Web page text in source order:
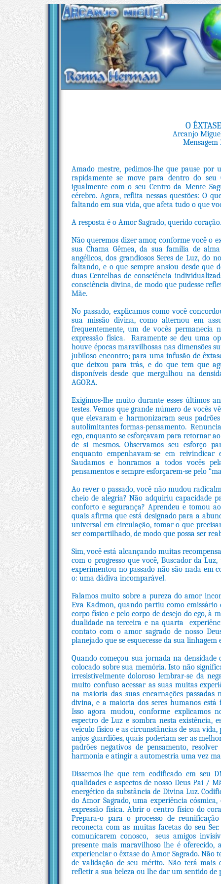
O
Arcanjo
Mensagem
Amado mestre, pedimos-lhe que pause
rapidamente se move para dentro do seu
igualmente com o seu Centro da Mente
cérebro. Agora, reflita nessas questões: O
faltando em sua vida, que afeta tudo o que
A resposta é o Amor Sagrado, querido coração.
Não queremos dizer amor, conforme você o
sua Chama Gêmea, da sua família de
angélicos, dos grandiosos Seres de Luz, do
faltando, e o que sempre ansiou desde que
duas Centelhas de consciência
consciência divina, de modo que pudesse
Mãe.
No passado, explicamos como você
sua missão divina, como alternou em
frequentemente, um de vocês
expressão física. Raramente se deu uma
houve épocas maravilhosas nas dimensões
jubiloso encontro; para uma infusão de
que deixou para trás, e do que tem que
disponíveis desde que mergulhou na
AGORA.
Exigimos-lhe muito durante esses últimos
testes. Vemos que grande número de vocês
que elevaram e harmonizaram seus
autolimitantes formas-pensamento.
ego, enquanto se esforçavam para retornar
de si mesmos. Observamos seu esforço
enquanto empenhavam-se em
Saudamos e honramos a todos vocês
pensamentos e sempre esforçarem-se pelo
Ao rever o passado, você não mudou
cheio de alegria? Não adquiriu capacidade
conforto e segurança? Aprendeu e tomou
quais afirma que está designado para a
universal em circulação, tomar o que
ser compartilhado, de modo que possa ser
Sim, você está alcançando muitas
com o progresso que você, Buscador da
experimentou no passado não são nada em
o: uma dádiva incomparável.
Falamos muito sobre a pureza do amor
Eva Kadmon, quando partiu como
corpo físico e pelo corpo de desejo do ego, à
dualidade na terceira e na quarta
contato com o amor sagrado de nosso
planejado que se esquecesse da sua
Quando começou sua jornada na
colocado sobre sua memória. Isto não
irresistivelmente doloroso lembrar-se da
muito confuso acessar as suas muitas
na maioria das suas encarnações
divina, e a maioria dos seres humanos
Isso agora mudou, conforme explicamos
espectro de Luz e sombra nesta existência,
veículo físico e as circunstâncias de sua vida,
anjos guardiões, quais poderiam ser as
padrões negativos de pensamento,
harmonia e atingir a automestria uma vez
Dissemos-lhe que tem codificado em seu
qualidades e aspectos de nosso Deus Pai /
energético da substância de Divina Luz.
do Amor Sagrado, uma experiência
expressão física. Abrir o centro físico do
Prepara-o para o processo de
reconecta com as muitas facetas do seu
comunicarem conosco, seus amigos
presente mais maravilhoso lhe é oferecido,
experienciar o êxtase do Amor Sagrado. Não
de validação de seu mérito. Não terá
refletir a sua beleza ou lhe dar um sentido de